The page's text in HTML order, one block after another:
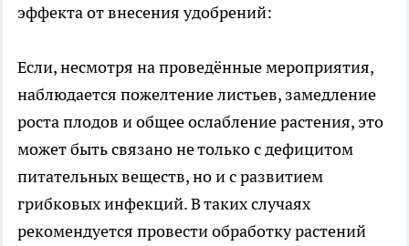
эффекта от внесения удобрений:
Если, несмотря на проведённые мероприятия,
наблюдается пожелтение листьев, замедление
роста плодов и общее ослабление растения, это
может быть связано не только с дефицитом
питательных веществ, но и с развитием
грибковых инфекций. В таких случаях
рекомендуется провести обработку растений